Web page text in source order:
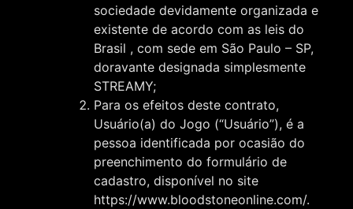
sociedade devidamente organizada e
existente de acordo com as leis do
Brasil , com sede em São Paulo – SP,
doravante designada simplesmente
STREAMY;
Para os efeitos deste contrato,
Usuário(a) do Jogo (“Usuário”), é a
pessoa identificada por ocasião do
preenchimento do formulário de
cadastro, disponível no site
https://www.bloodstoneonline.com/.